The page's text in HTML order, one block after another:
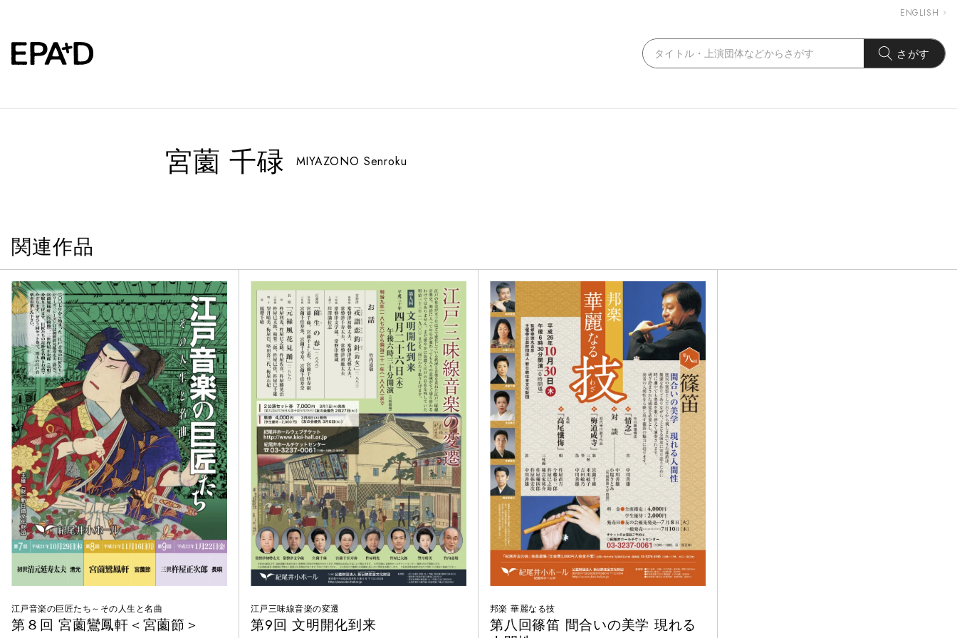
ENGLISH
さがす
宮薗 千碌 MIYAZONO Senroku
関連作品
江戸音楽の巨匠たち～その人生と名曲
第８回 宮薗鸞鳳軒＜宮薗節＞
江戸三味線音楽の変遷
第9回 文明開化到来
邦楽 華麗なる技
第八回篠笛 間合いの美学 現れる